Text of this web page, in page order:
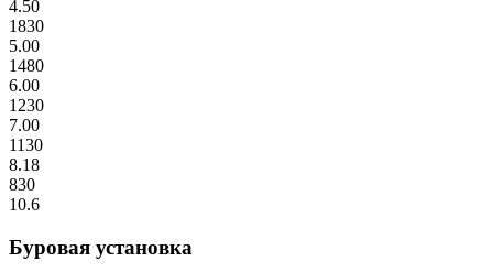
4.50
1830
5.00
1480
6.00
1230
7.00
1130
8.18
830
10.6
Буровая установка